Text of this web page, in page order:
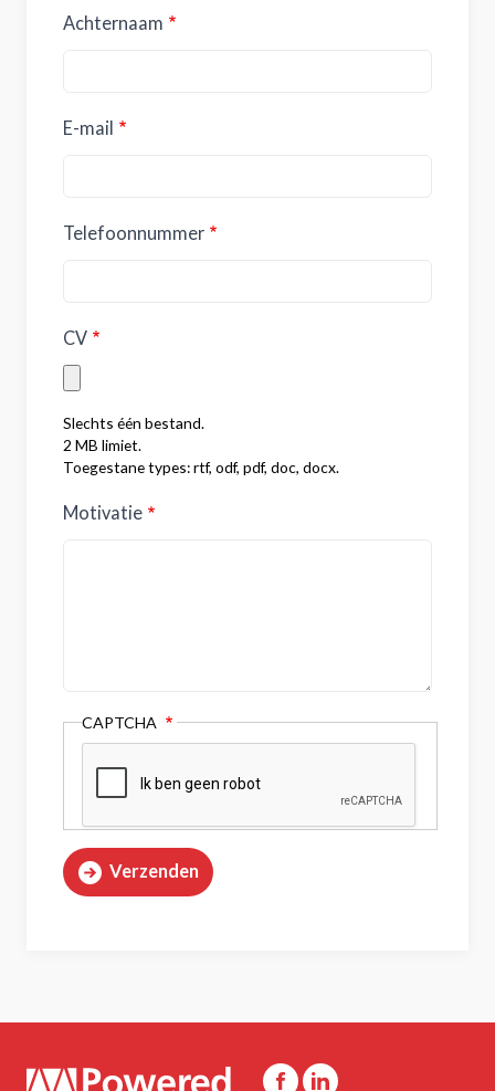
Achternaam
E-mail
Telefoonnummer
CV
Slechts één bestand.
2 MB limiet.
Toegestane types: rtf, odf, pdf, doc, docx.
Motivatie
CAPTCHA